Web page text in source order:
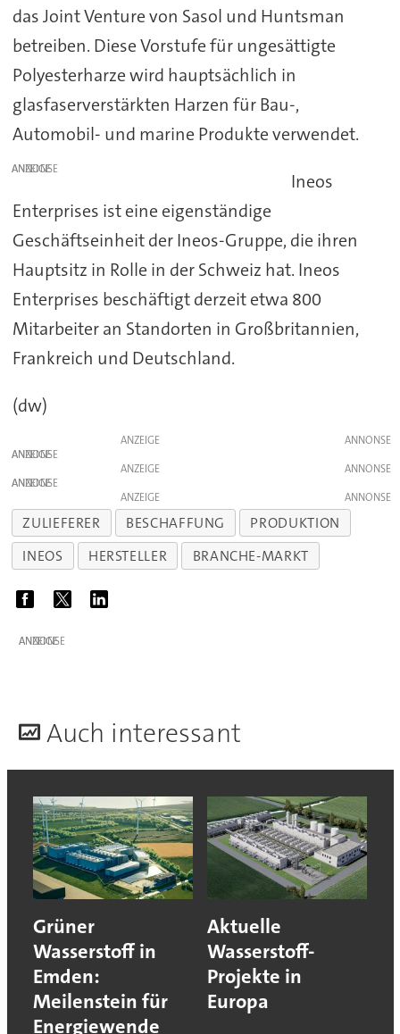
das Joint Venture von Sasol und Huntsman
betreiben. Diese Vorstufe für ungesättigte
Polyesterharze wird hauptsächlich in
glasfaserverstärkten Harzen für Bau-,
Automobil- und marine Produkte verwendet.
ANZEIGE
Ineos
Enterprises ist eine eigenständige
Geschäftseinheit der Ineos-Gruppe, die ihren
Hauptsitz in Rolle in der Schweiz hat. Ineos
Enterprises beschäftigt derzeit etwa 800
Mitarbeiter an Standorten in Großbritannien,
Frankreich und Deutschland.
(dw)
ANZEIGE
ANZEIGE
ANZEIGE
ANZEIGE
ANZEIGE
ZULIEFERER BESCHAFFUNG
PRODUKTION
INEOS
HERSTELLER BRANCHE-MARKT
ANZEIGE
Auch interessant
Grüner
Wasserstoff in
Emden:
Meilenstein für
Energiewende
Aktuelle
Wasserstoff-
Projekte in
Europa